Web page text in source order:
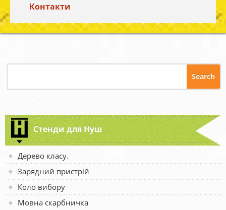
Контакти
Стенди для Нуш
Дерево класу.
Зарядний пристрій
Коло вибору
Мовна скарбничка